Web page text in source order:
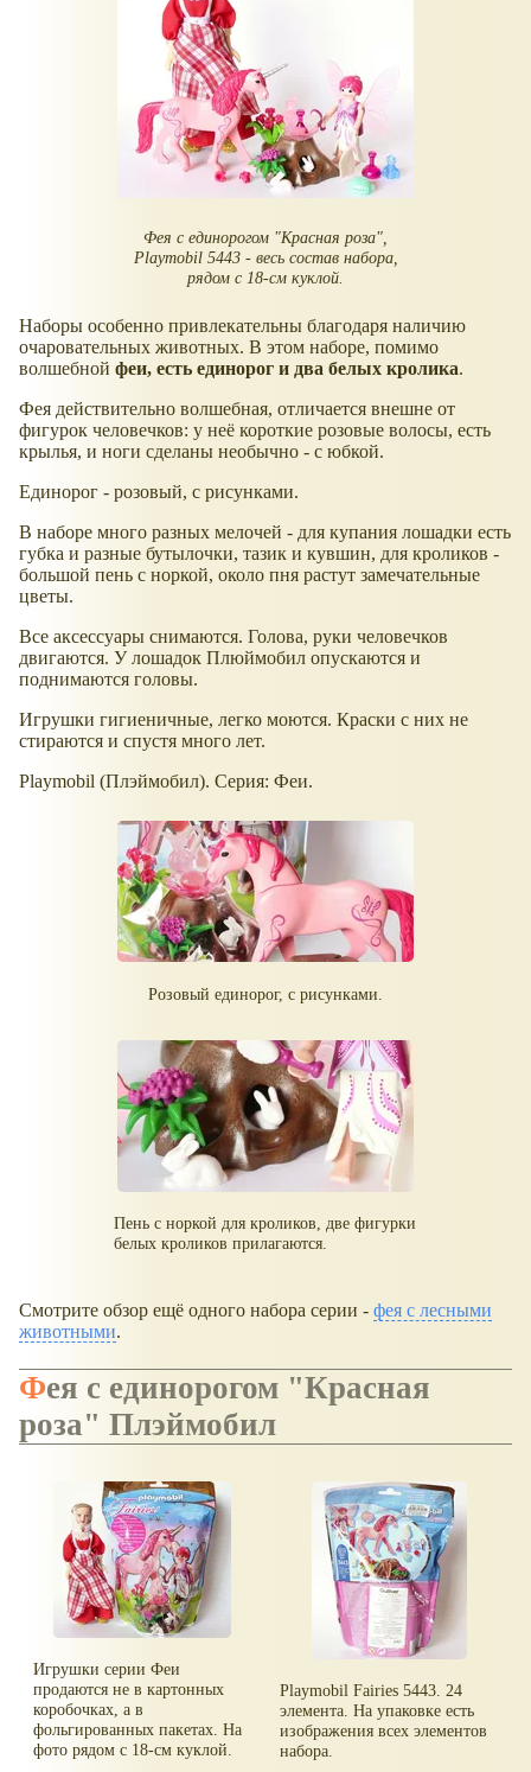
Фея с единорогом "Красная роза",
Playmobil 5443 - весь состав набора,
рядом с 18-см куклой.
Наборы особенно привлекательны благодаря наличию
очаровательных животных. В этом наборе, помимо
волшебной феи, есть единорог и два белых кролика.
Фея действительно волшебная, отличается внешне от
фигурок человечков: у неё короткие розовые волосы, есть
крылья, и ноги сделаны необычно - с юбкой.
Единорог - розовый, с рисунками.
В наборе много разных мелочей - для купания лошадки есть
губка и разные бутылочки, тазик и кувшин, для кроликов -
большой пень с норкой, около пня растут замечательные
цветы.
Все аксессуары снимаются. Голова, руки человечков
двигаются. У лошадок Плюймобил опускаются и
поднимаются головы.
Игрушки гигиеничные, легко моются. Краски с них не
стираются и спустя много лет.
Playmobil (Плэймобил). Серия: Феи.
Розовый единорог, с рисунками.
Пень с норкой для кроликов, две фигурки
белых кроликов прилагаются.
Смотрите обзор ещё одного набора серии - фея с лесными
животными.
Фея с единорогом "Красная
роза" Плэймобил
Игрушки серии Феи
продаются не в картонных
коробочках, а в
фольгированных пакетах. На
фото рядом с 18-см куклой.
Playmobil Fairies 5443. 24
элемента. На упаковке есть
изображения всех элементов
набора.